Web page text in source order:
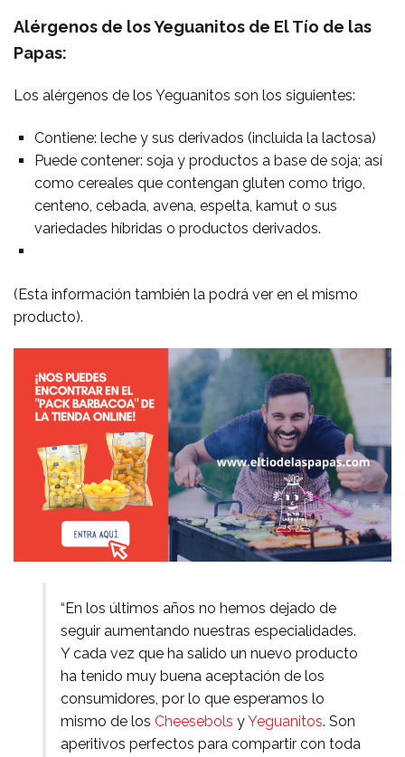
Alérgenos de los Yeguanitos de El Tío de las
Papas:
Los alérgenos de los Yeguanitos son los siguientes:
Contiene: leche y sus derivados (incluida la lactosa)
Puede contener: soja y productos a base de soja; así
como cereales que contengan gluten como trigo,
centeno, cebada, avena, espelta, kamut o sus
variedades híbridas o productos derivados.
(Esta información también la podrá ver en el mismo
producto).
“En los últimos años no hemos dejado de
seguir aumentando nuestras especialidades.
Y cada vez que ha salido un nuevo producto
ha tenido muy buena aceptación de los
consumidores, por lo que esperamos lo
mismo de los Cheesebols yYeguanitos. Son
aperitivos perfectos para compartir con toda